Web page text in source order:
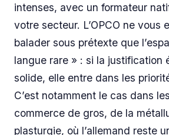
intenses, avec un formateur
votre secteur. L’OPCO ne vous
balader sous prétexte que
langue rare » : si la justification
solide, elle entre dans les
C’est notamment le cas dans
commerce de gros, de la
plasturgie, où l’allemand reste